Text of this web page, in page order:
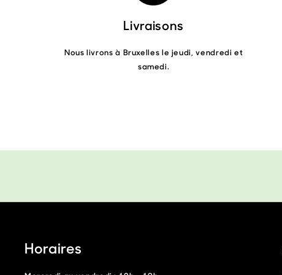
page
produit
Livraisons
Nous livrons à Bruxelles le jeudi, vendredi et
samedi.
Horaires